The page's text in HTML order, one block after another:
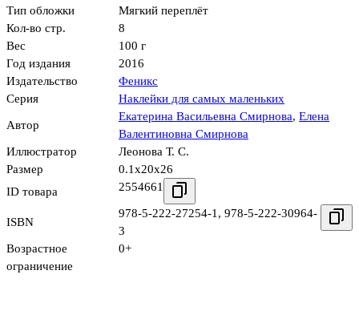
Тип обложки
Мягкий переплёт
Кол-во стр.
8
Вес
100 г
Год издания
2016
Издательство
Феникс
Серия
Наклейки для самых маленьких
Автор
Екатерина Васильевна Смирнова, Елена
Валентиновна Смирнова
Иллюстратор
Леонова Т. С.
Размер
0.1x20x26
ID товара
2554661
ISBN
978-5-222-27254-1, 978-5-222-30964-
3
Возрастное
ограничение
0+